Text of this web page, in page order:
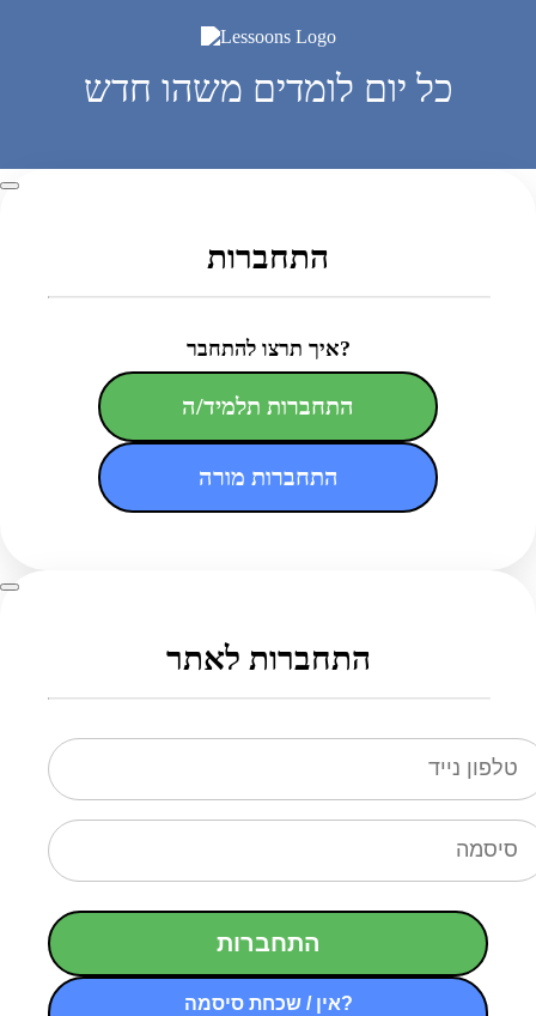
כל יום לומדים משהו חדש
התחברות
איך תרצו להתחבר?
התחברות תלמיד/ה
התחברות מורה
התחברות לאתר
התחברות
אין / שכחת סיסמה?